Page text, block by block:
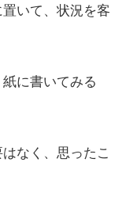
いて、状況を客
に書いてみる
なく、思ったこ